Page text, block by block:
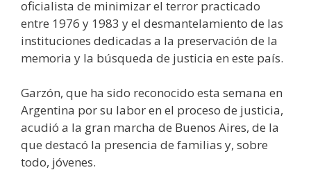
oficialista de minimizar el terror practicado
entre 1976 y 1983 y el desmantelamiento de las
instituciones dedicadas a la preservación de la
memoria y la búsqueda de justicia en este país.
Garzón, que ha sido reconocido esta semana en
Argentina por su labor en el proceso de justicia,
acudió a la gran marcha de Buenos Aires, de la
que destacó la presencia de familias y, sobre
todo, jóvenes.